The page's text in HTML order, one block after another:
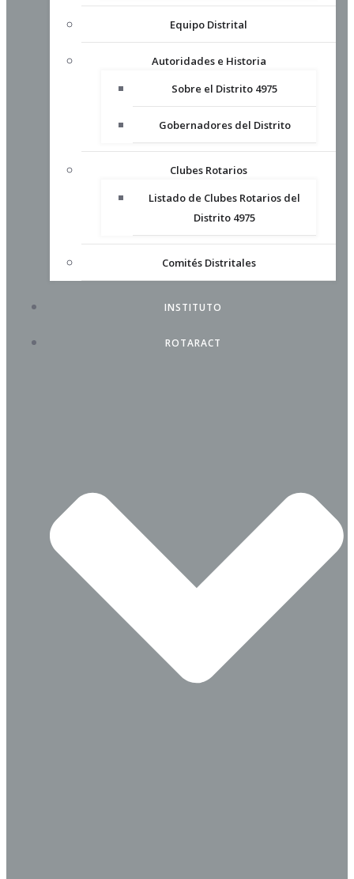
Equipo Distrital
Autoridades e Historia
Sobre el Distrito 4975
Gobernadores del Distrito
Clubes Rotarios
Listado de Clubes Rotarios del
Distrito 4975
Comités Distritales
INSTITUTO
ROTARACT